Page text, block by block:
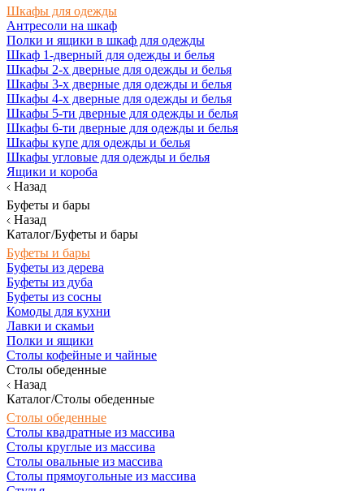
Шкафы для одежды
Антресоли на шкаф
Полки и ящики в шкаф для одежды
Шкаф 1-дверный для одежды и белья
Шкафы 2-х дверные для одежды и белья
Шкафы 3-х дверные для одежды и белья
Шкафы 4-х дверные для одежды и белья
Шкафы 5-ти дверные для одежды и белья
Шкафы 6-ти дверные для одежды и белья
Шкафы купе для одежды и белья
Шкафы угловые для одежды и белья
Ящики и короба
Назад
Буфеты и бары
Назад
Каталог/Буфеты и бары
Буфеты и бары
Буфеты из дерева
Буфеты из дуба
Буфеты из сосны
Комоды для кухни
Лавки и скамьи
Полки и ящики
Столы кофейные и чайные
Столы обеденные
Назад
Каталог/Столы обеденные
Столы обеденные
Столы квадратные из массива
Столы круглые из массива
Столы овальные из массива
Столы прямоугольные из массива